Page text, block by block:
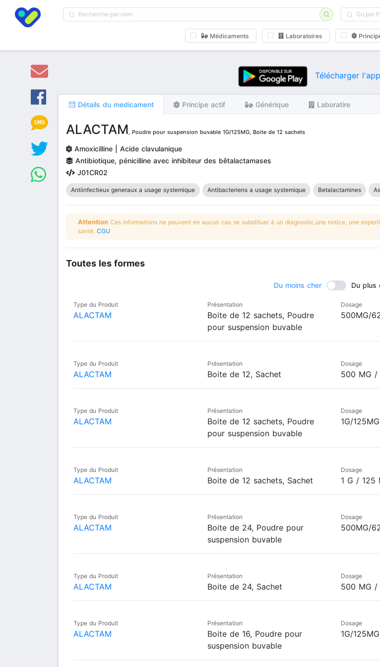
Médicaments Laboratoires
Télécharger
Détails du medicament Principe actif Générique Laboratire
ALACTAM, Poudre pour suspension buvable 1G/125MG, Boite de 12 sachets
Amoxicilline | Acide clavulanique
Antibiotique, pénicilline avec inhibiteur des bêtalactamases
J01CR02
Antiinfectieux generaux a usage systemique Antibacteriens a usage systemique Betalactamines
Attention Ces informations ne peuvent en aucun cas se substituer à un diagnostic,une notice, une
santé. CGU
Toutes les formes
Du moins cher Du plus
Type du Produit
ALACTAM
Présentation
Boite de 12 sachets, Poudre
pour suspension buvable
Dosage
500MG/
Type du Produit
ALACTAM
Présentation
Boite de 12, Sachet
Dosage
500 MG /
Type du Produit
ALACTAM
Présentation
Boite de 12 sachets, Poudre
pour suspension buvable
Dosage
1G/125MG
Type du Produit
ALACTAM
Présentation
Boite de 12 sachets, Sachet
Dosage
1 G / 125
Type du Produit
ALACTAM
Présentation
Boite de 24, Poudre pour
suspension buvable
Dosage
500MG/
Type du Produit
ALACTAM
Présentation
Boite de 24, Sachet
Dosage
500 MG /
Type du Produit
ALACTAM
Présentation
Boite de 16, Poudre pour
suspension buvable
Dosage
1G/125MG